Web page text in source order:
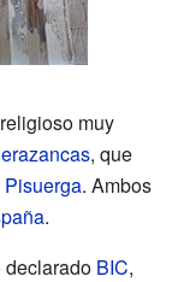
muy
, que
. Ambos
.
declarado BIC,